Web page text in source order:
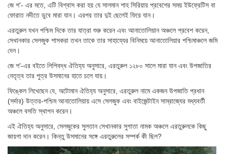
জে শ’- এর মতে, এটি বিশ্বাস করা হয় যে সালমান শাহ সিরিয়ায় প্রবেশের সময় ইউফ্রেটিস বা
ফোরাত নদীতে ডুবে মারা যান। এরপর তার দুই ছেলেই ফিরে যান।
এরতুরুল যখন পশ্চিম দিকে তার যাত্রা শুরু করেন এবং আনাতোলিয়ান অঞ্চলে প্রবেশ করেন,
সেখানকার সেলজুক শাসকরা তখন তাকে তার সাহায্যের বিনিময়ে আনাতোলিয়ার পশ্চিমাঞ্চলে জমি
দেন।
জে শ’-এর বইতে লিপিবদ্ধ ঐতিহ্য অনুসারে, এরতুরুল ১২৮০ সালে মারা যান এবং উপজাতির
নেতৃত্ব তার পুত্র উসমানের হাতে চলে যায়।
ফিঙ্কেল লিখেছেন যে, অটোমান ঐতিহ্য অনুসারে, এরতুরুল নামে একজন উপজাতি প্রধান
(সর্দার) উত্তর-পশ্চিম আনাতোলিয়ায় এসে সেলজুক এবং বাইজেন্টাইন সাম্রাজ্যের মধ্যবর্তী
অঞ্চলে বসতি স্থাপন করেন।
এই ঐতিহ্য অনুসারে, সেলজুকের সুলতান সেখানকার সুগাতা নামক অঞ্চলে এরতুরুলকে কিছু
জায়গা দান করেন। কিন্তু উসমানের সঙ্গে এরতুরুলের সম্পর্ক কী ছিল?